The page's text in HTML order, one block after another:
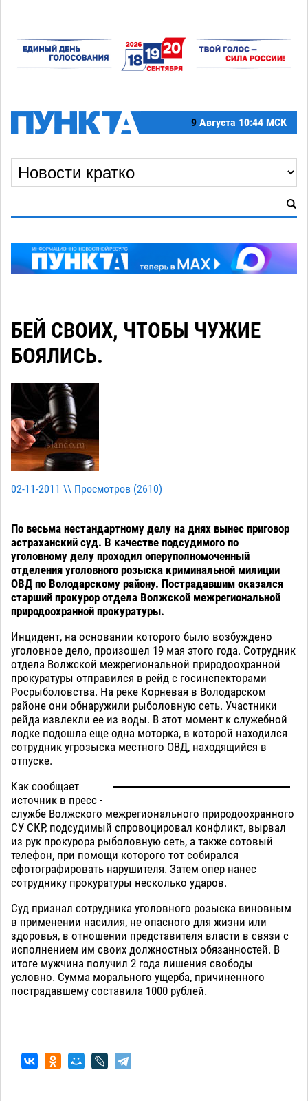
9 Августа 10:44 МСК
БЕЙ СВОИХ, ЧТОБЫ ЧУЖИЕ
БОЯЛИСЬ.
02-11-2011 \\ Просмотров (2610)
По весьма нестандартному делу на днях вынес приговор
астраханский суд. В качестве подсудимого по
уголовному делу проходил оперуполномоченный
отделения уголовного розыска криминальной милиции
ОВД по Володарскому району. Пострадавшим оказался
старший прокурор отдела Волжской межрегиональной
природоохранной прокуратуры.
Инцидент, на основании которого было возбуждено
уголовное дело, произошел 19 мая этого года. Сотрудник
отдела Волжской межрегиональной природоохранной
прокуратуры отправился в рейд с госинспекторами
Росрыболовства. На реке Корневая в Володарском
районе они обнаружили рыболовную сеть. Участники
рейда извлекли ее из воды. В этот момент к служебной
лодке подошла еще одна моторка, в которой находился
сотрудник угрозыска местного ОВД, находящийся в
отпуске.
Как сообщает
источник в пресс -
службе Волжского межрегионального природоохранного
СУ СКР, подсудимый спровоцировал конфликт, вырвал
из рук прокурора рыболовную сеть, а также сотовый
телефон, при помощи которого тот собирался
сфотографировать нарушителя. Затем опер нанес
сотруднику прокуратуры несколько ударов.
Суд признал сотрудника уголовного розыска виновным
в применении насилия, не опасного для жизни или
здоровья, в отношении представителя власти в связи с
исполнением им своих должностных обязанностей. В
итоге мужчина получил 2 года лишения свободы
условно. Сумма морального ущерба, причиненного
пострадавшему составила 1000 рублей.